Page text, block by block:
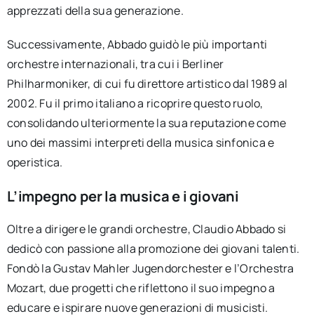
apprezzati della sua generazione.
Successivamente, Abbado guidò le più importanti
orchestre internazionali, tra cui i Berliner
Philharmoniker, di cui fu direttore artistico dal 1989 al
2002. Fu il primo italiano a ricoprire questo ruolo,
consolidando ulteriormente la sua reputazione come
uno dei massimi interpreti della musica sinfonica e
operistica.
L’impegno per la musica e i giovani
Oltre a dirigere le grandi orchestre, Claudio Abbado si
dedicò con passione alla promozione dei giovani talenti.
Fondò la Gustav Mahler Jugendorchester e l’Orchestra
Mozart, due progetti che riflettono il suo impegno a
educare e ispirare nuove generazioni di musicisti.